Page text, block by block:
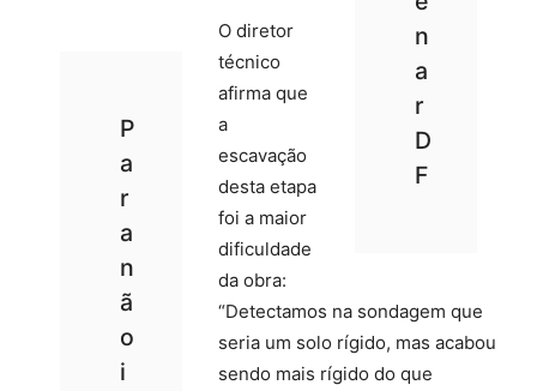
n
a
r
D
F
P
a
r
a
n
ã
o
i
O diretor
técnico
afirma que
a
escavação
desta etapa
foi a maior
dificuldade
da obra:
“Detectamos na sondagem que
seria um solo rígido, mas acabou
sendo mais rígido do que